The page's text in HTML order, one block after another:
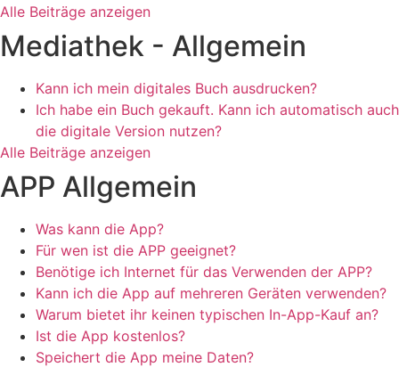
Alle Beiträge anzeigen
Mediathek - Allgemein
Kann ich mein digitales Buch ausdrucken?
Ich habe ein Buch gekauft. Kann ich automatisch auch
die digitale Version nutzen?
Alle Beiträge anzeigen
APP Allgemein
Was kann die App?
Für wen ist die APP geeignet?
Benötige ich Internet für das Verwenden der APP?
Kann ich die App auf mehreren Geräten verwenden?
Warum bietet ihr keinen typischen In-App-Kauf an?
Ist die App kostenlos?
Speichert die App meine Daten?